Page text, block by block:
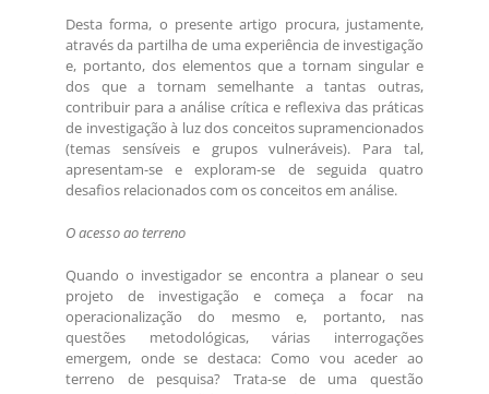
Desta forma, o presente artigo procura, justamente,
através da partilha de uma experiência de investigação
e, portanto, dos elementos que a tornam singular e
dos que a tornam semelhante a tantas outras,
contribuir para a análise crítica e reflexiva das práticas
de investigação à luz dos conceitos supramencionados
(temas sensíveis e grupos vulneráveis). Para tal,
apresentam-se e exploram-se de seguida quatro
desafios relacionados com os conceitos em análise.
O acesso ao terreno
Quando o investigador se encontra a planear o seu
projeto de investigação e começa a focar na
operacionalização do mesmo e, portanto, nas
questões metodológicas, várias interrogações
emergem, onde se destaca: Como vou aceder ao
terreno de pesquisa? Trata-se de uma questão